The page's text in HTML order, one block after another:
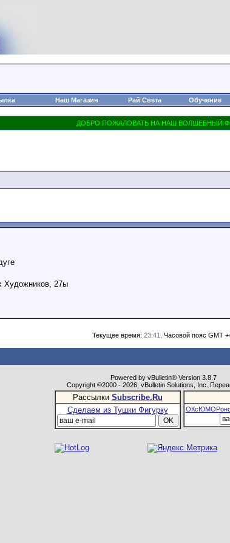
Наш Магазин Рай Света Обучение
Художников, 27ы
Текущее время: 23:41 . Часовой пояс GMT
Powered by vBulletin® Version 3.8.7
Copyright ©2000 - 2026, vBulletin Solutions, Inc.
Рассылки Subscribe.Ru
Сделаем из Тушки Фигурку